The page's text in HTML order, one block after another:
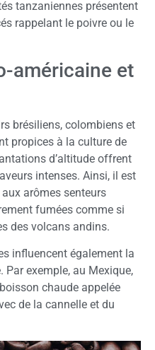
tanzaniennes présentent
rappelant le poivre ou le
américaine et
brésiliens, colombiens et
propices à la culture de
d’altitude offrent
intenses. Ainsi, il est
arômes senteurs
fumées comme si
des volcans andins.
influencent également la
exemple, au Mexique,
chaude appelée
de la cannelle et du